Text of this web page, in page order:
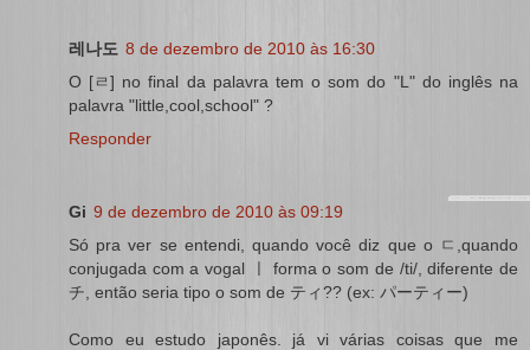
레나도 8 de dezembro de 2010 às 16:30
O [ㄹ] no final da palavra tem o som do "L" do inglês na
palavra "little,cool,school" ?
Responder
Gi 9 de dezembro de 2010 às 09:19
Só pra ver se entendi, quando você diz que o ㄷ,quando
conjugada com a vogal ㅣ forma o som de /ti/, diferente de
チ, então seria tipo o som de ティ?? (ex: パーティー)
Como eu estudo japonês. já vi várias coisas que me